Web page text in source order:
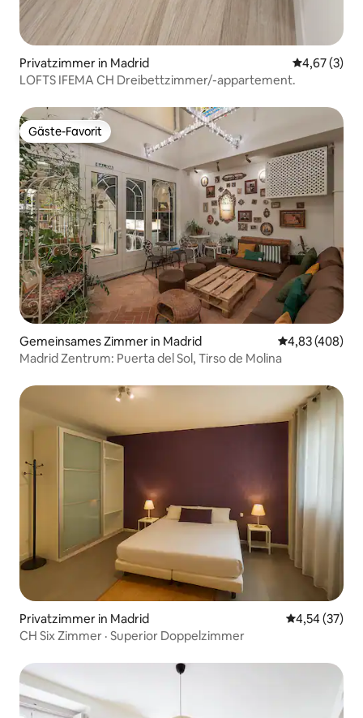
Privatzimmer in Madrid
4,67 (3)
LOFTS IFEMA CH Dreibettzimmer/-appartement.
Gäste-Favorit
Gäste-Favorit
Gemeinsames Zimmer in Madrid
4,83 (408)
Madrid Zentrum: Puerta del Sol, Tirso de Molina
Privatzimmer in Madrid
4,54 (37)
CH Six Zimmer · Superior Doppelzimmer